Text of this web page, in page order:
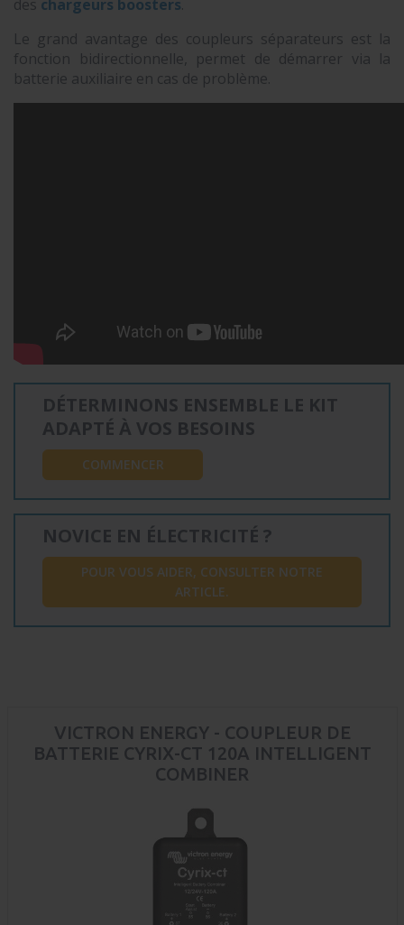
des chargeurs boosters.
Le grand avantage des coupleurs séparateurs est la
fonction bidirectionnelle, permet de démarrer via la
batterie auxiliaire en cas de problème.
DÉTERMINONS ENSEMBLE LE KIT
ADAPTÉ À VOS BESOINS
COMMENCER
NOVICE EN ÉLECTRICITÉ ?
POUR VOUS AIDER, CONSULTER NOTRE
ARTICLE.
VICTRON ENERGY - COUPLEUR DE
BATTERIE CYRIX-CT 120A INTELLIGENT
COMBINER